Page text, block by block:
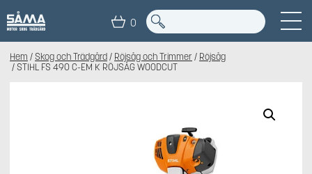
0
Hem / Skog och Trädgård/ Röjsåg och Trimmer / Röjsåg
/ STIHL FS 490 C-EM K RÖJSÅG WOODCUT